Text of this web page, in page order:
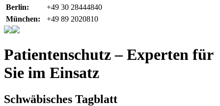
Berlin:
+49 30 28444840
München:
+49 89 2020810
Patientenschutz – Experten für
Sie im Einsatz
Schwäbisches Tagblatt